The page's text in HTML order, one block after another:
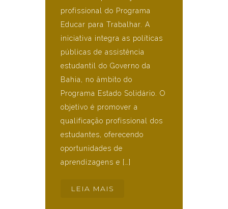
profissional do Programa
Educar para Trabalhar. A
iniciativa integra as políticas
públicas de assistência
estudantil do Governo da
Bahia, no âmbito do
Programa Estado Solidário. O
objetivo é promover a
qualificação profissional dos
estudantes, oferecendo
oportunidades de
aprendizagens e […]
LEIA MAIS